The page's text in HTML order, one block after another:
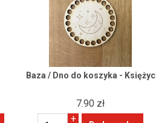
Baza / Dno do koszyka - Księżyc
7.90 zł
+